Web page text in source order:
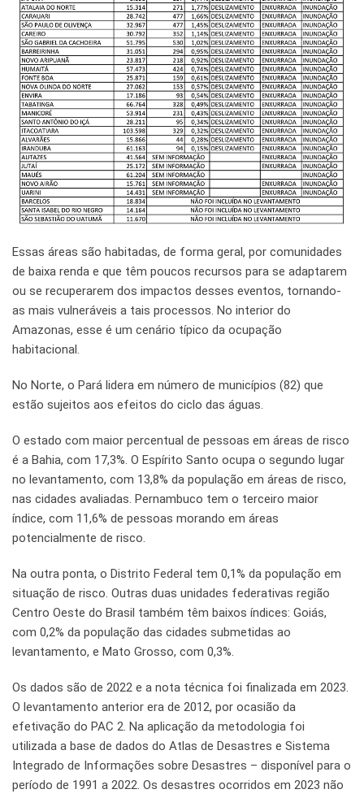
Essas áreas são habitadas, de forma geral, por comunidades
de baixa renda e que têm poucos recursos para se adaptarem
ou se recuperarem dos impactos desses eventos, tornando-
as mais vulneráveis a tais processos. No interior do
Amazonas, esse é um cenário típico da ocupação
habitacional.
No Norte, o Pará lidera em número de municípios (82) que
estão sujeitos aos efeitos do ciclo das águas.
O estado com maior percentual de pessoas em áreas de risco
é a Bahia, com 17,3%. O Espírito Santo ocupa o segundo lugar
no levantamento, com 13,8% da população em áreas de risco,
nas cidades avaliadas. Pernambuco tem o terceiro maior
índice, com 11,6% de pessoas morando em áreas
potencialmente de risco.
Na outra ponta, o Distrito Federal tem 0,1% da população em
situação de risco. Outras duas unidades federativas região
Centro Oeste do Brasil também têm baixos índices: Goiás,
com 0,2% da população das cidades submetidas ao
levantamento, e Mato Grosso, com 0,3%.
Os dados são de 2022 e a nota técnica foi finalizada em 2023.
O levantamento anterior era de 2012, por ocasião da
efetivação do PAC 2. Na aplicação da metodologia foi
utilizada a base de dados do Atlas de Desastres e Sistema
Integrado de Informações sobre Desastres – disponível para o
período de 1991 a 2022. Os desastres ocorridos em 2023 não